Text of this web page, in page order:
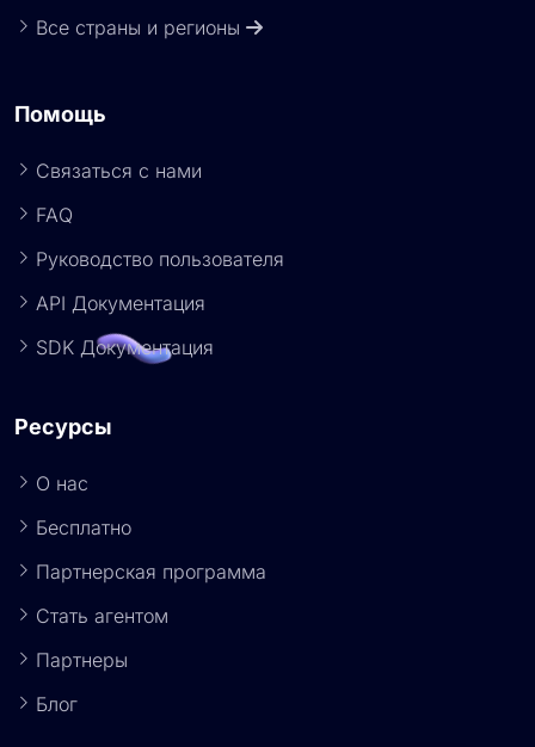
Все страны и регионы
Помощь
Связаться с нами
FAQ
Руководство пользователя
API Документация
SDK Документация
Ресурсы
О нас
Бесплатно
Партнерская программа
Стать агентом
Партнеры
Блог